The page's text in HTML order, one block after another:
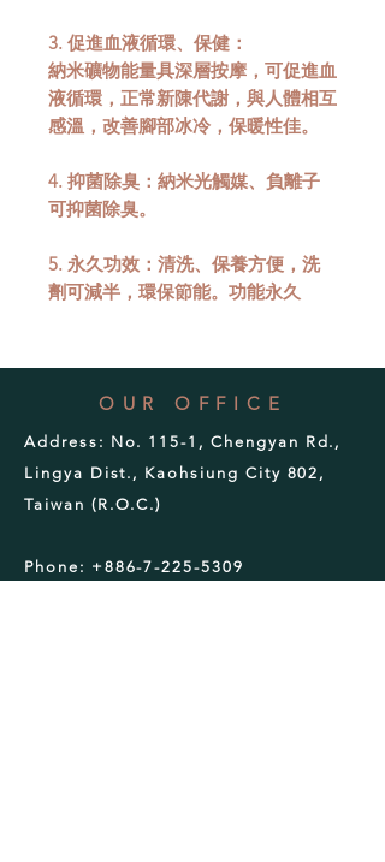
3. 促進血液循環、保健：
納米礦物能量具深層按摩，可促進血
液循環，正常新陳代謝，與人體相互
感溫，改善腳部冰冷，保暖性佳。
4. 抑菌除臭：納米光觸媒、負離子
可抑菌除臭。
5. 永久功效： 清洗、保養方便，洗
劑可減半，環保節能。功能永久
OUR OFFICE
Address: No. 115-1, Chengyan Rd.,
Lingya Dist., Kaohsiung City 802,
Taiwan (R.O.C.)
Phone: +886-7-225-5309